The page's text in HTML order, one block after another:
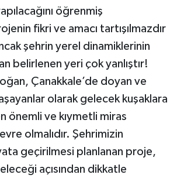
öğrenmiş
fikri ve amacı tartışılmazdır
şehrin yerel dinamiklerinin
belirlenen yeri çok yanlıştır!
Çanakkale’de doyan ve
olarak gelecek kuşaklara
önemli ve kıymetli miras
olmalıdır. Şehrimizin
geçirilmesi planlanan proje,
açısından dikkatle